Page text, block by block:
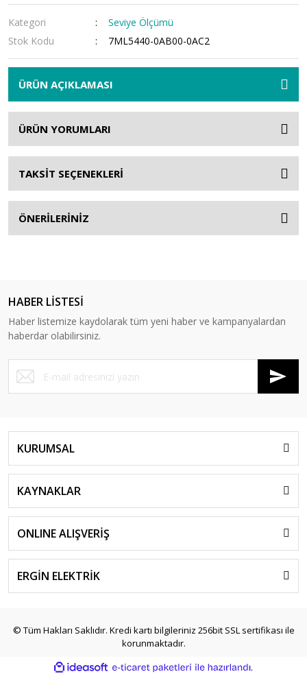
Kategori
Seviye Ölçümü
Stok Kodu
7ML5440-0AB00-0AC2
ÜRÜN AÇIKLAMASI
ÜRÜN YORUMLARI
TAKSİT SEÇENEKLERİ
ÖNERİLERİNİZ
HABER LİSTESİ
Haber listemize kaydolarak tüm yeni haber ve kampanyalardan
haberdar olabilirsiniz.
KURUMSAL
KAYNAKLAR
ONLINE ALIŞVERİŞ
ERGİN ELEKTRİK
© Tüm Hakları Saklıdır. Kredi kartı bilgileriniz 256bit SSL sertifikası ile
korunmaktadır.
ideasoft e-